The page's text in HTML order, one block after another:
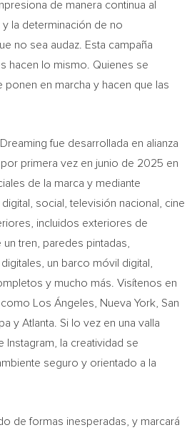
de manera continua al
la determinación de no
no sea audaz. Esta campaña
hacen lo mismo. Quienes se
ponen en marcha y hacen que las
fue desarrollada en alianza
primera vez en junio de 2025 en
de la marca y mediante
social, televisión nacional, cine
incluidos exteriores de
tren, paredes pintadas,
un barco móvil digital,
y mucho más. Visítenos en
Los Ángeles, Nueva York, San
y Atlanta. Si lo vez en una valla
Instagram, la creatividad se
seguro y orientado a la
de formas inesperadas, y marcará